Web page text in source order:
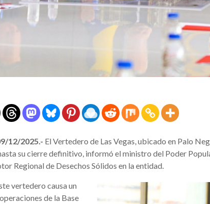
12/2025.- El Vertedero de Las Vegas, ubicado en Palo
su cierre definitivo, informó el ministro del Poder
Regional de Desechos Sólidos en la entidad.
vertedero causa un
de la Base